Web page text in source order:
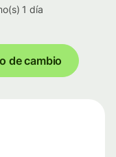
1 día
de cambio